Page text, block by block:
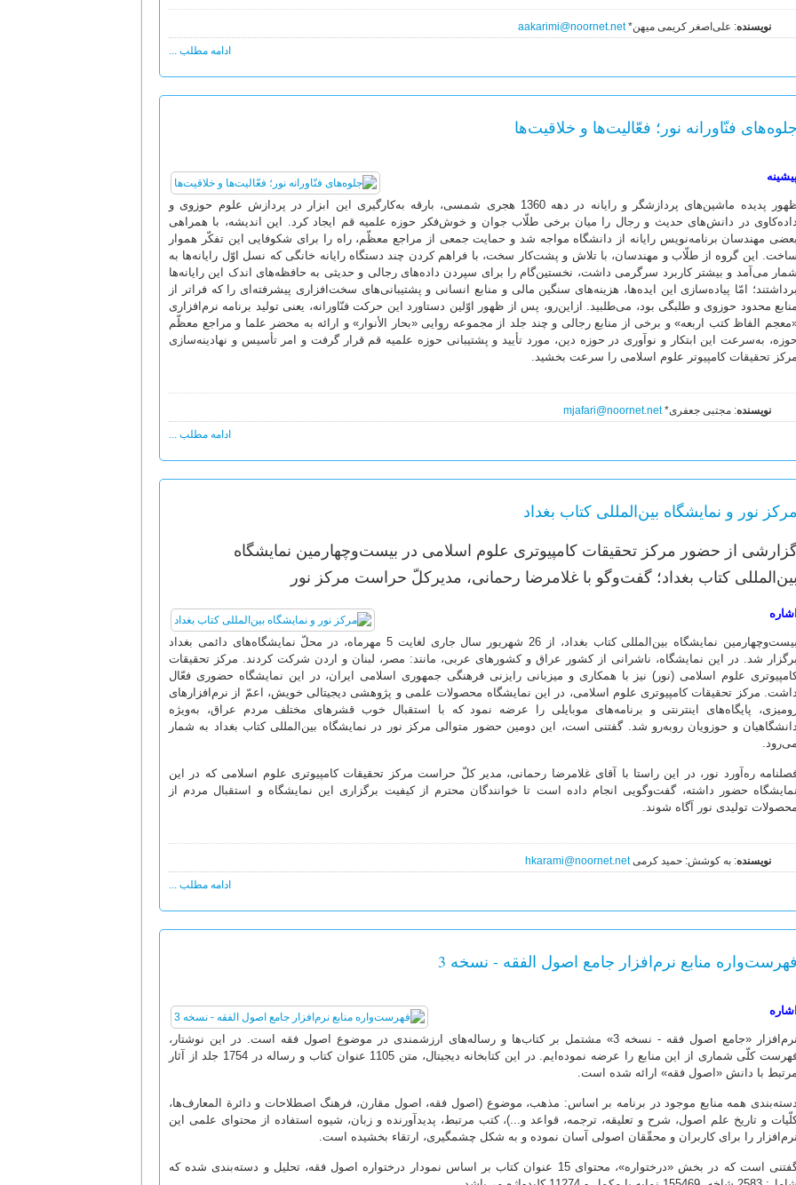
نویسنده: علی‌اصغر کریمی میهن*aakarimi@noornet.net
ادامه مطلب ...
جلوه‌های فنّاورانه نور؛ فعّالیت‌ها و خلاقیت‌ها
پیشینه
ظهور پدیده ماشین‌های پردازشگر و رایانه در دهه 1360 هجری شمسی، بارقه به‌کارگیری این ابزار در پردازش علوم حوزوی و
داده‌کاوی در دانش‌های حدیث و رجال را میان برخی طلّاب جوان و خوش‌فکر حوزه علمیه قم ایجاد کرد. این اندیشه، با همراهی
بعضی مهندسان برنامه‌نویس رایانه از دانشگاه مواجه شد و حمایت جمعی از مراجع معظّم، راه را برای شکوفایی این تفکّر هموار
ساخت. این گروه از طلّاب و مهندسان، با تلاش و پشت‌کار سخت، با فراهم کردن چند دستگاه رایانه خانگی که نسل اوّل رایانه‌ها به
شمار می‌آمد و بیشتر کاربرد سرگرمی داشت، نخستین‌گام را برای سپردن داده‌های رجالی و حدیثی به حافظه‌های اندک این رایانه‌ها
برداشتند؛ امّا پیاده‌سازی این ایده‌ها، هزینه‌های سنگین مالی و منابع انسانی و پشتیبانی‌های سخت‌افزاری پیشرفته‌ای را که فراتر از
منابع محدود حوزوی و طلبگی بود، می‌طلبید. ازاین‌رو، پس از ظهور اوّلین دستاورد این حرکت فنّاورانه، یعنی تولید برنامه نرم‌افزاری
الفاظ کتب اربعه» و برخی از منابع رجالی و چند جلد از مجموعه روایی «بحار الأنوار» و ارائه به محضر علما و مراجع معظّم
حوزه، به‌سرعت این ابتکار و نوآوری در حوزه دین، مورد تأیید و پشتیبانی حوزه علمیه قم قرار گرفت و امر تأسیس و نهادینه‌سازی
مرکز تحقیقات کامپیوتر علوم اسلامی را سرعت بخشید.
نویسنده: مجتبی جعفری*mjafari@noornet.net
ادامه مطلب ...
مرکز نور و نمایشگاه بین‌المللی کتاب بغداد
از حضور مرکز تحقیقات کامپیوتری علوم اسلامی در بیست‌وچهارمین نمایشگاه
بین‌المللی کتاب بغداد؛ گفت‌وگو با غلامرضا رحمانی، مدیرکلّ حراست مرکز نور
اشاره
بیست‌وچهارمین نمایشگاه بین‌المللی کتاب بغداد، از 26 شهریور سال جاری لغایت 5 مهرماه، در محلّ نمایشگاه‌های دائمی بغداد
برگزار شد. در این نمایشگاه، ناشرانی از کشور عراق و کشورهای عربی، مانند: مصر، لبنان و اردن شرکت کردند. مرکز تحقیقات
علوم اسلامی (نور) نیز با همکاری و میزبانی رایزنی فرهنگی جمهوری اسلامی ایران، در این نمایشگاه حضوری فعّال
داشت. مرکز تحقیقات کامپیوتری علوم اسلامی، در این نمایشگاه محصولات علمی و پژوهشی دیجیتالی خویش، اعمّ از نرم‌افزارهای
پایگاه‌های اینترنتی و برنامه‌های موبایلی را عرضه نمود که با استقبال خوب قشرهای مختلف مردم عراق، به‌ویژه
دانشگاهیان و حوزویان روبه‌رو شد. گفتنی است، این دومین حضور متوالی مرکز نور در نمایشگاه بین‌المللی کتاب بغداد به شمار
می‌رود.
ره‌آورد نور، در این راستا با آقای غلامرضا رحمانی، مدیر کلّ حراست مرکز تحقیقات کامپیوتری علوم اسلامی که در این
نمایشگاه حضور داشته، گفت‌وگویی انجام داده است تا خوانندگان محترم از کیفیت برگزاری این نمایشگاه و استقبال مردم از
محصولات تولیدی نور آگاه شوند.
نویسنده: به کوشش: حمید کرمیhkarami@noornet.net
ادامه مطلب ...
فهرست‌واره منابع نرم‌افزار جامع اصول الفقه - نسخه 3
اشاره
نرم‌افزار «جامع اصول فقه - نسخه 3» مشتمل بر کتاب‌ها و رساله‌های ارزشمندی در موضوع اصول فقه است. در این نوشتار،
فهرست کلّی شماری از این منابع را عرضه نموده‌ایم. در این کتابخانه دیجیتال، متن 1105 عنوان کتاب و رساله در 1754 جلد از آثار
مرتبط با دانش «اصول فقه» ارائه شده است.
دسته‌بندی همه منابع موجود در برنامه بر اساس: مذهب، موضوع (اصول فقه، اصول مقارن، فرهنگ اصطلاحات و دائرة المعارف‌ها،
و تاریخ علم اصول، شرح و تعلیقه، ترجمه، قواعد و...)، کتب مرتبط، پدیدآورنده و زبان، شیوه استفاده از محتوای علمی این
نرم‌افزار را برای کاربران و محقّقان اصولی آسان نموده و به شکل چشمگیری، ارتقاء بخشیده است.
گفتنی است که در بخش «درختواره»، محتوای 15 عنوان کتاب بر اساس نمودار درختواره اصول فقه، تحلیل و دسته‌بندی شده که